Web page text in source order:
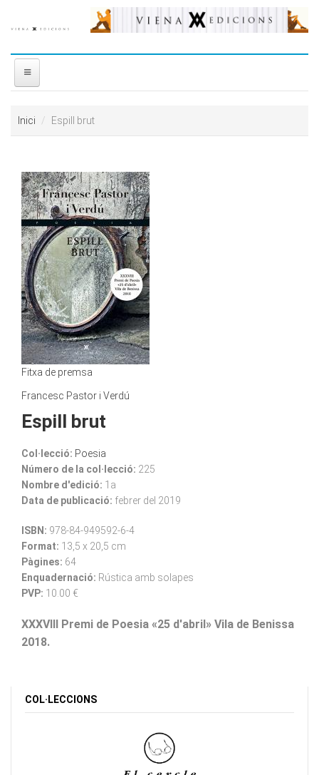
DISTRIBUÏDORA
PREMIS
CONTACTE
Inici Espill brut
Fitxa de premsa
Francesc Pastor i Verdú
Espill brut
Col·lecció: Poesia
Número de la col·lecció: 225
Nombre d'edició: 1a
Data de publicació: febrer del 2019
ISBN: 978-84-949592-6-4
Format: 13,5 x 20,5 cm
Pàgines: 64
Enquadernació: Rústica amb solapes
PVP: 10.00 €
XXXVIII Premi de Poesia «25 d'abril» Vila de Benissa
2018.
COL·LECCIONS